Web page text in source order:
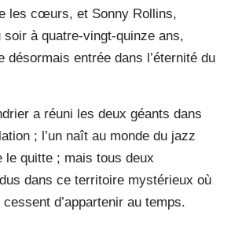
les cœurs, et Sonny Rollins,
à quatre-vingt-quinze ans,
désormais entrée dans l’éternité du
a réuni les deux géants dans
; l’un naît au monde du jazz
le quitte ; mais tous deux
dans ce territoire mystérieux où
d’appartenir au temps.